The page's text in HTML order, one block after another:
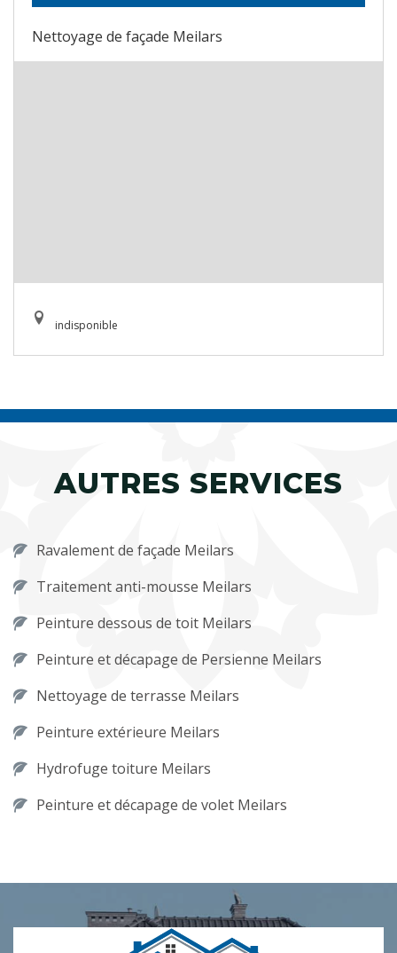
Nettoyage de façade Meilars
indisponible
AUTRES SERVICES
Ravalement de façade Meilars
Traitement anti-mousse Meilars
Peinture dessous de toit Meilars
Peinture et décapage de Persienne Meilars
Nettoyage de terrasse Meilars
Peinture extérieure Meilars
Hydrofuge toiture Meilars
Peinture et décapage de volet Meilars